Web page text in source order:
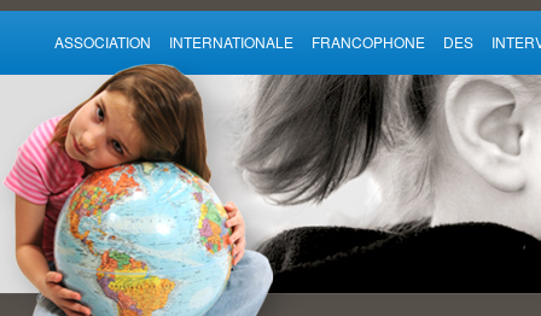
ASSOCIATION INTERNATIONALE FRANCOPHONE DES